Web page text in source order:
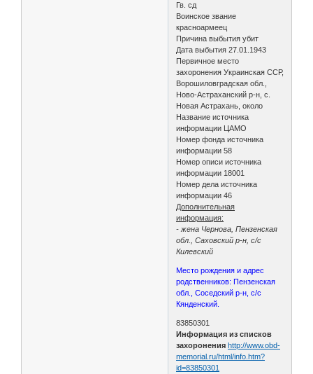
Гв. сд
Воинское звание
красноармеец
Причина выбытия убит
Дата выбытия 27.01.1943
Первичное место
захоронения Украинская ССР,
Ворошиловградская обл.,
Ново-Астраханский р-н, с.
Новая Астрахань, около
Название источника
информации ЦАМО
Номер фонда источника
информации 58
Номер описи источника
информации 18001
Номер дела источника
информации 46
Дополнительная
информация:
- жена Чернова, Пензенская
обл., Саховский р-н, с/с
Килевский
Место рождения и адрес
родственников: Пензенская
обл., Соседский р-н, с/с
Кянденский.
83850301
Информация из списков
захоронения http://www.obd-
memorial.ru/html/info.htm?
id=83850301